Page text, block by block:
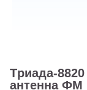
Tриада-
антенна ФМ